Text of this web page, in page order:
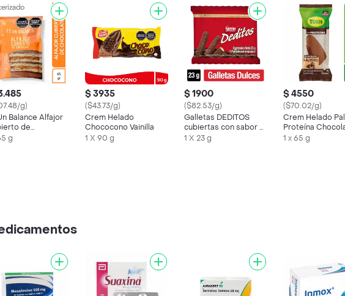
g)
Balance Alfajor
de
g
$ 3935
($43.73/g)
Crem Helado
Chococono Vainilla
1 X 90 g
$ 1900
($82.53/g)
Galletas DEDITOS
cubiertas con sabor a
chocolate x 23g
1 X 23 g
$ 4550
($70.02/g)
Crem Helado
Proteína
Tosh
1 x 65 g